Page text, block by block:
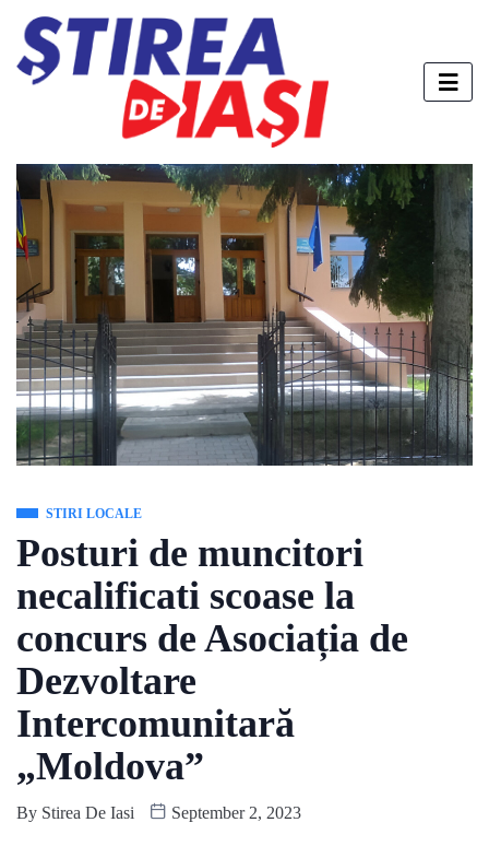
STIRI LOCALE
Posturi de muncitori
necalificati scoase la
concurs de Asociația de
Dezvoltare
Intercomunitară
„Moldova”
By Stirea De Iasi September 2, 2023